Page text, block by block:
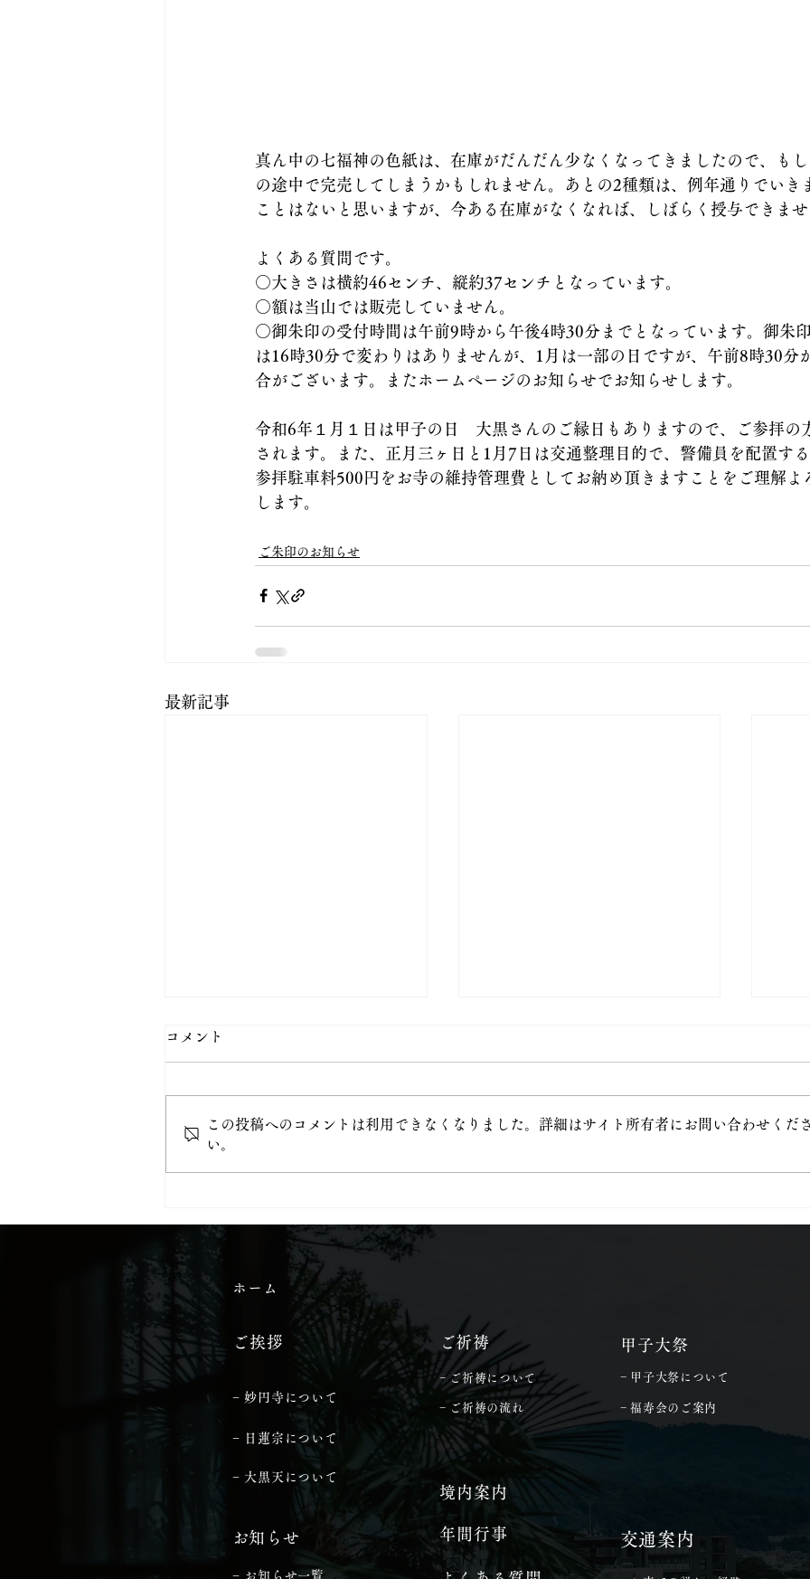
真ん中の七福神の色紙は、在庫がだんだん少なくなってきましたので、も
の途中で完売してしまうかもしれません。あとの2種類は、例年通りでいき
ことはないと思いますが、今ある在庫がなくなれば、しばらく授与できませ
よくある質問です。
○大きさは横約46センチ、縦約37センチとなっています。
○額は当山では販売していません。
○御朱印の受付時間は午前9時から午後4時30分までとなっています。御朱
は16時30分で変わりはありませんが、1月は一部の日ですが、午前8時30分
合がございます。またホームページのお知らせでお知らせします。
令和6年１月１日は甲子の日　大黒さんのご縁日もありますので、ご参拝の
されます。また、正月三ヶ日と1月7日は交通整理目的で、警備員を配置する
参拝駐車料500円をお寺の維持管理費としてお納め頂きますことをご理解よ
します。
ご朱印のお知らせ
最新記事
8月 直書き御朱印
6月
コメント
この投稿へのコメントは利用できなくなりました。詳細はサイト所有者にお問い合わせくださ
い。
ホーム
ご挨拶
− 妙円寺について
− 日蓮宗について
− 大黒天について
​ご祈祷
− ご祈祷について
甲子大祭
− 甲子大祭について
境内案内
年間行事 ​交通案内
​お知らせ
− お知らせ一覧
− ご祈祷の流れ − 福寿会のご案内